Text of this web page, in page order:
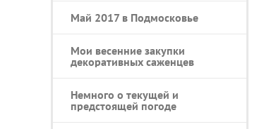
Май 2017 в Подмосковье
Мои весенние закупки
декоративных саженцев
Немного о текущей и
предстоящей погоде